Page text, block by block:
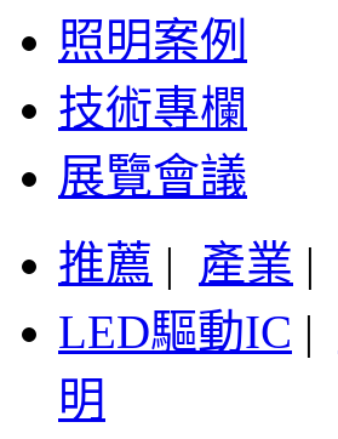
照明案例
技術專欄
展覽會議
推薦 | 產業 |
LED驅動IC |
明